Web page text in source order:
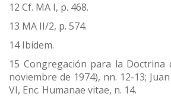
12 Cf. MA I, p. 468.
13 MA II/2, p. 574.
14 Ibidem.
15 Congregación para la
noviembre de 1974), nn. 12-13;
VI, Enc. Humanae vitae, n. 14.